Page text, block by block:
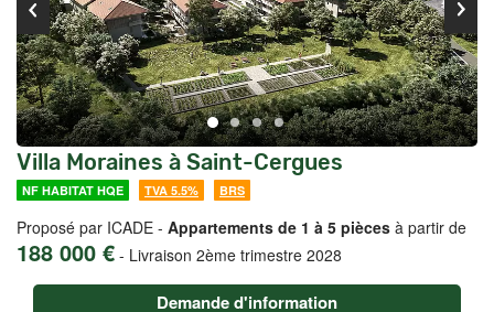
Villa Moraines à Saint-Cergues
NF HABITAT HQE TVA 5.5% BRS
Proposé par ICADE - Appartements de 1 à 5 pièces à partir de
188 000 € - Livraison 2ème trimestre 2028
Demande d'information